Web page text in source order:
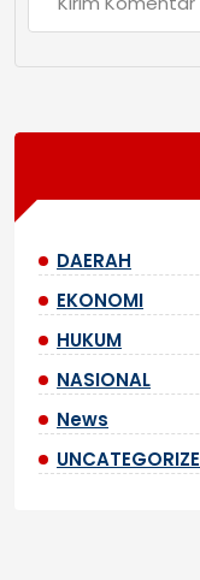
DAERAH
EKONOMI
HUKUM
NASIONAL
News